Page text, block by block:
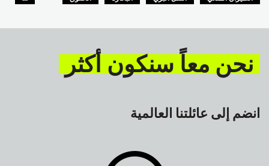
نحن معاً سنكون أكثر
انضم إلى عائلتنا العالمية